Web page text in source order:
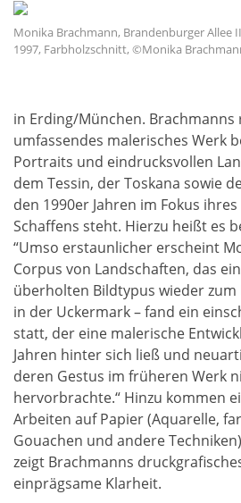
Monika Brachmann, Brandenburger Allee
1997, Farbholzschnitt, ©Monika
in Erding/München. Brachmanns
umfassendes malerisches Werk
Portraits und eindrucksvollen
dem Tessin, der Toskana sowie
den 1990er Jahren im Fokus
Schaffens steht. Hierzu heißt es
“Umso erstaunlicher erscheint
Corpus von Landschaften, das
überholten Bildtypus wieder zum
in der Uckermark – fand ein
statt, der eine malerische
Jahren hinter sich ließ und
deren Gestus im früheren Werk
hervorbrachte.“ Hinzu kommen
Arbeiten auf Papier (Aquarelle,
Gouachen und andere
zeigt Brachmanns
einprägsame Klarheit.